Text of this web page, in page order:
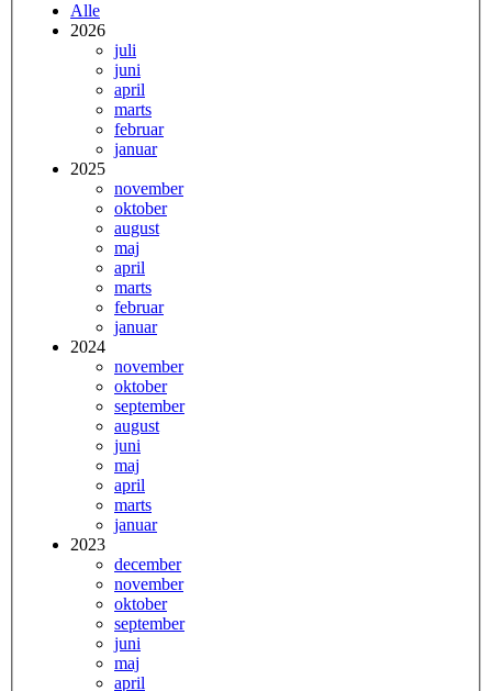
Alle
2026
juli
juni
april
marts
februar
januar
2025
november
oktober
august
maj
april
marts
februar
januar
2024
november
oktober
september
august
juni
maj
april
marts
januar
2023
december
november
oktober
september
juni
maj
april